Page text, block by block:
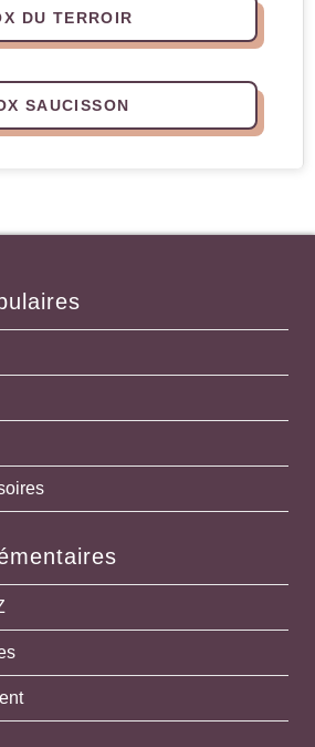
DU TERROIR
SAUCISSON